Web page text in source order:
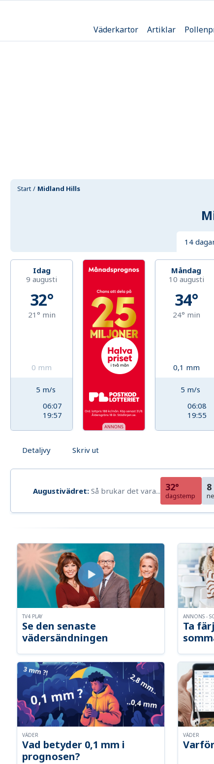
Väderkartor Artiklar
Start Midland Hills
14
Idag
9 augusti
32°
21° min
0 mm
5 m/s
06:07
19:57
Måndag
10 augusti
34°
24° min
0,1 mm
5 m/s
06:08
19:55
Detaljvy Skriv ut
Augustivädret: Så brukar det vara... 32°
dagstemp
8
Se den senaste
vädersändningen
TV4 PLAY
Ta
ANNONS -
Vad betyder 0,1 mm i
prognosen?
VÄDER VÄDER